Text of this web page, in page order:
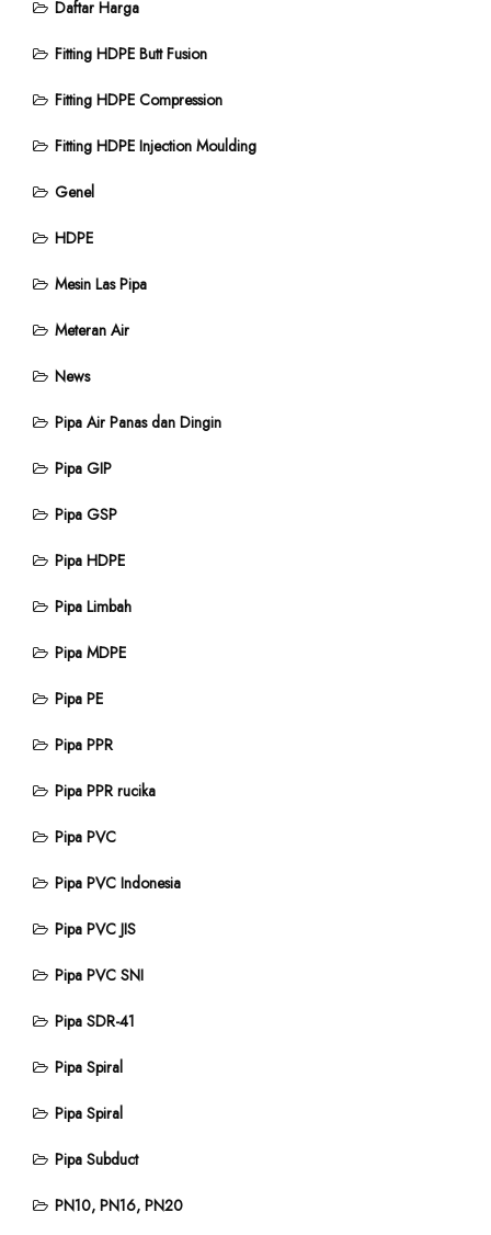
Daftar Harga
Fitting HDPE Butt Fusion
Fitting HDPE Compression
Fitting HDPE Injection Moulding
Genel
HDPE
Mesin Las Pipa
Meteran Air
News
Pipa Air Panas dan Dingin
Pipa GIP
Pipa GSP
Pipa HDPE
Pipa Limbah
Pipa MDPE
Pipa PE
Pipa PPR
Pipa PPR rucika
Pipa PVC
Pipa PVC Indonesia
Pipa PVC JIS
Pipa PVC SNI
Pipa SDR-41
Pipa Spiral
Pipa Spiral
Pipa Subduct
PN10, PN16, PN20